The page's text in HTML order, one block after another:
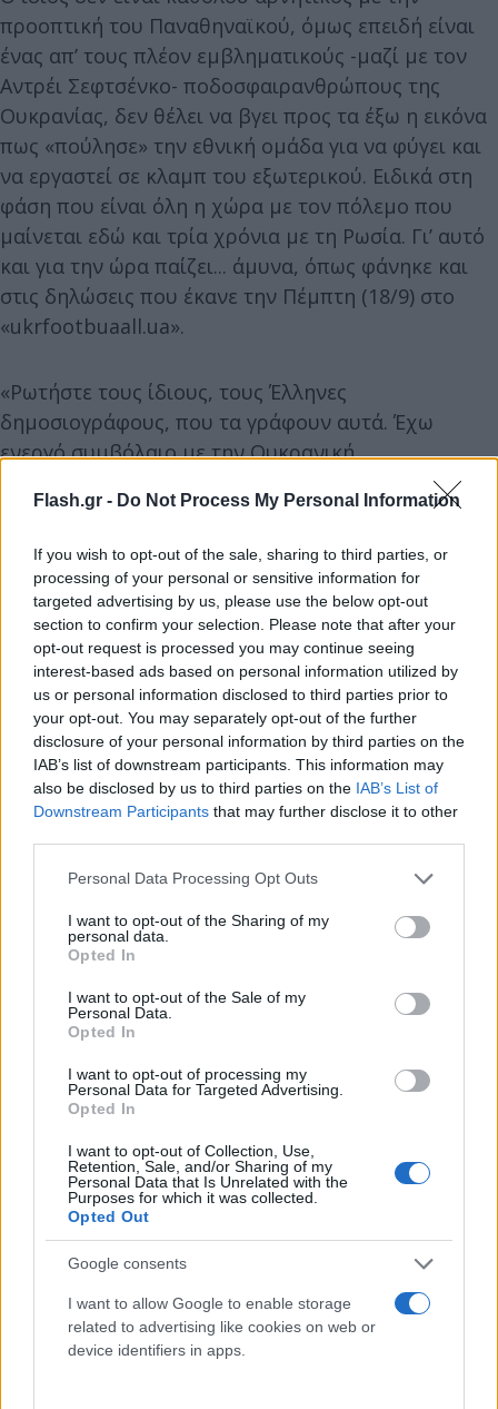
Flash.gr - Do Not Process My Personal Information
If you wish to opt-out of the sale, sharing to third parties, or
processing of your personal or sensitive information for
targeted advertising by us, please use the below opt-out
section to confirm your selection. Please note that after your
opt-out request is processed you may continue seeing
interest-based ads based on personal information utilized by
us or personal information disclosed to third parties prior to
your opt-out. You may separately opt-out of the further
disclosure of your personal information by third parties on the
IAB’s list of downstream participants. This information may
also be disclosed by us to third parties on the IAB’s List of
Downstream Participants that may further disclose it to other
Please note that this website/app uses one or more Google
not limited to your visit or usage behaviour. You may click to
grant or deny consent to Google and its third-party tags to
use your data for below specified purposes in below Google
consent section.
Personal Data Processing Opt Outs
I want to opt-out of the Sharing of my
personal data.
Opted In
I want to opt-out of the Sale of my
Personal Data.
Opted In
I want to opt-out of processing my
Personal Data for Targeted Advertising.
Opted In
I want to opt-out of Collection, Use,
Retention, Sale, and/or Sharing of my
Personal Data that Is Unrelated with the
Purposes for which it was collected.
Opted Out
Google consents
I want to allow Google to enable storage
related to advertising like cookies on web or
device identifiers in apps.
προοπτική του Παναθηναϊκού, όμως επειδή είναι
ένας απ’ τους πλέον εμβληματικούς -μαζί με τον
Αντρέι Σεφτσένκο- ποδοσφαιρανθρώπους της
Ουκρανίας, δεν θέλει να βγει προς τα έξω η εικόνα
πως «πούλησε» την εθνική ομάδα για να φύγει και
να εργαστεί σε κλαμπ του εξωτερικού. Ειδικά στη
φάση που είναι όλη η χώρα με τον πόλεμο που
μαίνεται εδώ και τρία χρόνια με τη Ρωσία. Γι’ αυτό
και για την ώρα παίζει... άμυνα, όπως φάνηκε και
στις δηλώσεις που έκανε την Πέμπτη (18/9) στο
«ukrfootbuaall.ua».
«Ρωτήστε τους ίδιους, τους Έλληνες
δημοσιογράφους, που τα γράφουν αυτά. Έχω
ενεργό συμβόλαιο με την Ουκρανική
Ποδοσφαιρική Ομοσπονδία, πώς θα μπορούσα να
διαπραγματεύομαι με άλλον σύλλογο; Αυτά είναι
Εθνική Ουκρανίας», ήταν το σχόλιο του Ρεμπρόφ, ο
οποίος θέλει να κρατήσει το όλο ζήτημα χαμηλά.